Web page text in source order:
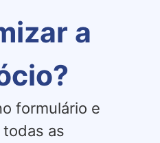
a
formulário e
as